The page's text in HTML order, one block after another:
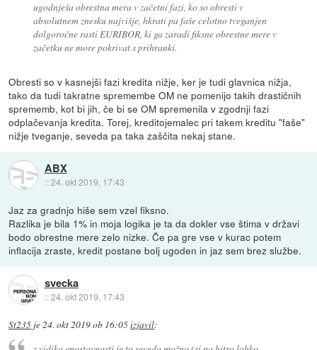
ugodnješa obrestna mera v začetni fazi, ko so obresti v
absolutnem znesku najvišje, hkrati pa faše celotno tveganjen
dolgoročne rasti EURIBOR, ki ga zaradi fiksne obrestne mere v
začetku ne more pokrivat s prihranki.
Obresti so v kasnejši fazi kredita nižje, ker je tudi glavnica nižja,
tako da tudi takratne spremembe OM ne pomenijo takih drastičnih
sprememb, kot bi jih, če bi se OM spremenila v zgodnji fazi
odplačevanja kredita. Torej, kreditojemalec pri takem kreditu "faše"
nižje tveganje, seveda pa taka zaščita nekaj stane.
ABX
::24. okt 2019, 17:43
Jaz za gradnjo hiše sem vzel fiksno.
Razlika je bila 1% in moja logika je ta da dokler vse štima v državi
bodo obrestne mere zelo nizke. Če pa gre vse v kurac potem
inflacija zraste, kredit postane bolj ugoden in jaz sem brez službe.
svecka
::24. okt 2019, 17:43
St235 je24. okt 2019 ob 16:05izjavil: